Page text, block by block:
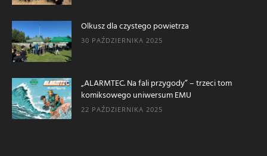
Olkusz dla czystego powietrza
30 PAŹDZIERNIKA 2025
„ALARMTEC. Na fali przygody” – trzeci tom
komiksowego uniwersum EMU
22 PAŹDZIERNIKA 2025